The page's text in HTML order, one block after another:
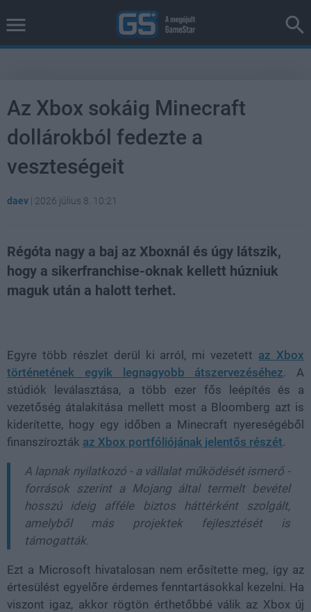
Az Xbox sokáig Minecraft
dollárokból fedezte a
veszteségeit
daev | 2026 július 8. 10:21
Régóta nagy a baj az Xboxnál és úgy látszik,
hogy a sikerfranchise-oknak kellett húzniuk
maguk után a halott terhet.
Egyre több részlet derül ki arról, mi vezetett az Xbox
történetének egyik legnagyobb átszervezéséhez. A
stúdiók leválasztása, a több ezer fős leépítés és a
vezetőség átalakítása mellett most a Bloomberg azt is
kiderítette, hogy egy időben a Minecraft nyereségéből
finanszírozták az Xbox portfóliójának jelentős részét.
A lapnak nyilatkozó - a vállalat működését ismerő -
források szerint a Mojangáltal termelt bevétel
hosszú ideig afféle biztos háttérként szolgált,
amelyből más projektek fejlesztését is
támogatták.
Ezt a Microsoft hivatalosan nem erősítette meg, így az
értesülést egyelőre érdemes fenntartásokkal kezelni. Ha
viszont igaz, akkor rögtön érthetőbbé válik az Xbox új